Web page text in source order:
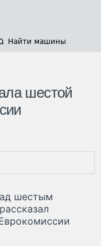
Найти машины
шестой
шестым